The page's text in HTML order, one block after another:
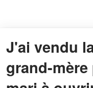
J'ai vendu
grand-